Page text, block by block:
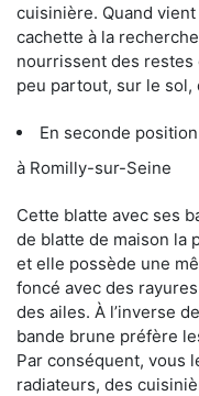
cuisinière. Quand
cachette à la
nourrissent des restes
peu partout, sur le sol,
En seconde
à Romilly-sur-Seine
Cette blatte avec ses
de blatte de maison la
et elle possède une
foncé avec des
des ailes. À l’inverse
bande brune préfère
Par conséquent, vous
radiateurs, des